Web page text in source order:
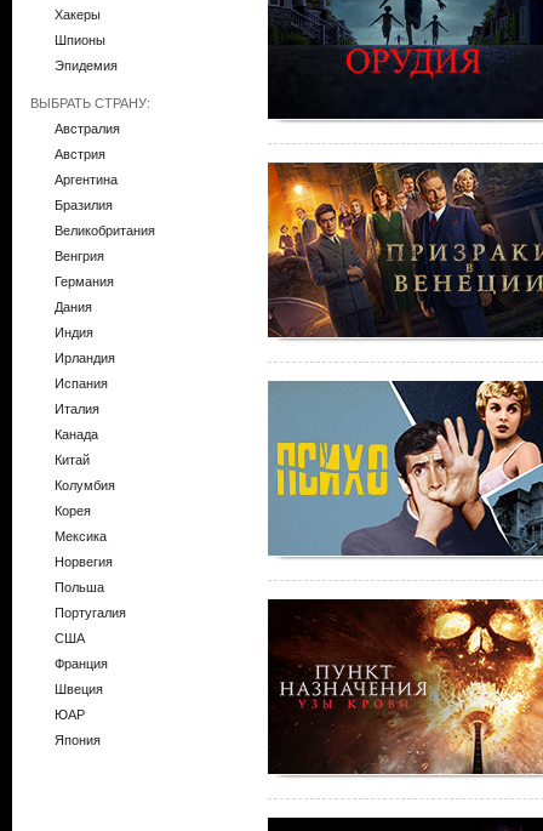
Хакеры
Шпионы
Эпидемия
ВЫБРАТЬ СТРАНУ:
Австралия
Австрия
Аргентина
Бразилия
Великобритания
Венгрия
Германия
Дания
Индия
Ирландия
Испания
Италия
Канада
Китай
Колумбия
Корея
Мексика
Норвегия
Польша
Португалия
США
Франция
Швеция
ЮАР
Япония